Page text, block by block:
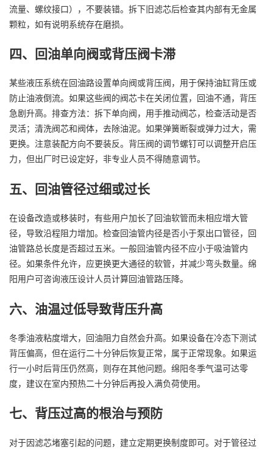
流量、螺纹接口），不要装错。拆下旧滤芯后检查其内部有无金属
颗粒，如有说明系统存在磨损。
四、回油单向阀或背压阀卡滞
某些液压系统在回油路设置单向阀或背压阀，用于保持油缸背压或
防止油液倒流。如果这些阀的阀芯卡在关闭位置，回油不通，背压
急剧升高。排查方法：拆下单向阀，用手推动阀芯，检查活动是否
灵活；清洗阀芯和阀体，去除油泥。如果弹簧断裂或弹力过大，需
更换。注意装配方向不要装反。背压阀的调节螺钉可以调整开启压
力，但出厂时已设定好，非专业人员不得随意调节。
五、回油管径过细或过长
在设备改造或移装时，有些用户加长了回油软管而未相应增大管
径，导致沿程阻力增加。检查回油管内径是否小于泵出口管径，回
油管路总长度是否超过五米。一般回油管内径不应小于吸油管内
径。如果条件允许，应更换更大通径的软管，并减少弯头数量。绵
阳用户可咨询液压设计人员计算回油管路压降。
六、油温过低导致背压升高
冬季油液粘度增大，回油阻力自然会升高。如果设备在冷态下测试
背压偏高，但在运行二十分钟后恢复正常，属于正常现象。如果运
行一小时后背压仍然高，则存在其他问题。绵阳冬季气温可达零
度，建议在室内预热二十分钟后再投入满负荷使用。
七、背压过高的根治与预防
对于因滤芯堵塞引起的问题，建立定期更换制度即可。对于管径过